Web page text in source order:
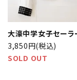
大濠中学女子セーラ
3,850円(税込)
SOLD OUT